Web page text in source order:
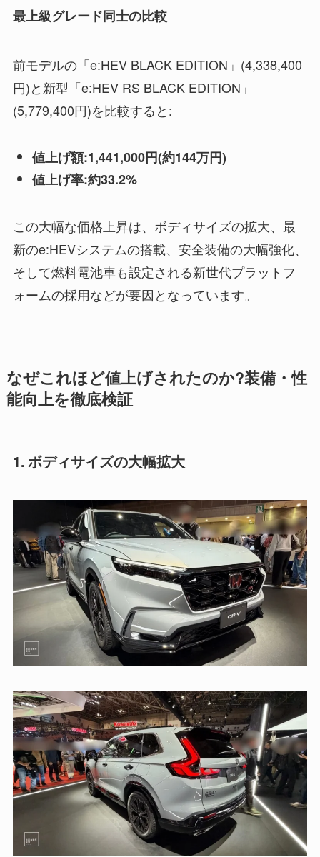
最上級グレード同士の比較
前モデルの「e:HEV BLACK EDITION」(4,338,400
円)と新型「e:HEV RS BLACK EDITION」
(5,779,400円)を比較すると:
値上げ額:1,441,000円(約144万円)
値上げ率:約33.2%
この大幅な価格上昇は、ボディサイズの拡大、最
新のe:HEVシステムの搭載、安全装備の大幅強化、
そして燃料電池車も設定される新世代プラットフ
ォームの採用などが要因となっています。
なぜこれほど値上げされたのか?装備・性
能向上を徹底検証
1. ボディサイズの大幅拡大